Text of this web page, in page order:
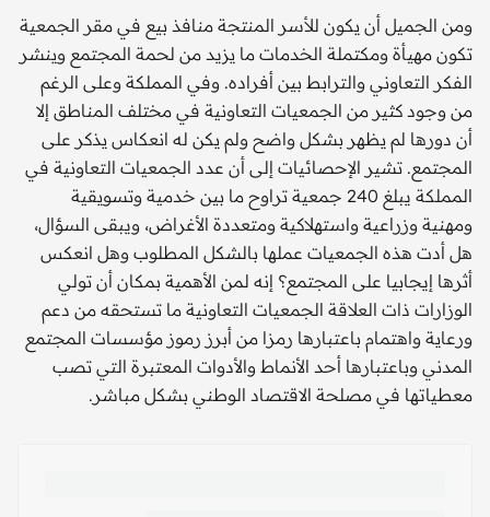
ومن الجميل أن يكون للأسر المنتجة منافذ بيع في مقر الجمعية
تكون مهيأة ومكتملة الخدمات ما يزيد من لحمة المجتمع وينشر
الفكر التعاوني والترابط بين أفراده. وفي المملكة وعلى الرغم
من وجود كثير من الجمعيات التعاونية في مختلف المناطق إلا
أن دورها لم يظهر بشكل واضح ولم يكن له انعكاس يذكر على
المجتمع. تشير الإحصائيات إلى أن عدد الجمعيات التعاونية في
المملكة يبلغ 240 جمعية تراوح ما بين خدمية وتسويقية
ومهنية وزراعية واستهلاكية ومتعددة الأغراض، ويبقى السؤال،
هل أدت هذه الجمعيات عملها بالشكل المطلوب وهل انعكس
أثرها إيجابيا على المجتمع؟ إنه لمن الأهمية بمكان أن تولي
الوزارات ذات العلاقة الجمعيات التعاونية ما تستحقه من دعم
ورعاية واهتمام باعتبارها رمزا من أبرز رموز مؤسسات المجتمع
المدني وباعتبارها أحد الأنماط والأدوات المعتبرة التي تصب
معطياتها في مصلحة الاقتصاد الوطني بشكل مباشر.